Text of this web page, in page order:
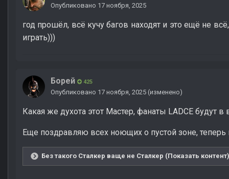
Опубликовано 17 ноября, 2025
год прошёл, всё кучу багов находят и это ещё не
играть)))
Борей 425
Опубликовано 17 ноября, 2025 (изменено)
Какая же духота этот Мастер, фанаты LADCE будут в
Еще поздравляю всех ноющих о пустой зоне,
Без такого Сталкер ваще не Сталкер (Показать контент)